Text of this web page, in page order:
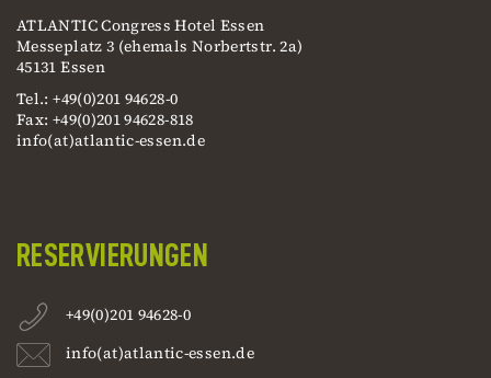
ATLANTIC Congress Hotel Essen
Messeplatz 3 (ehemals Norbertstr. 2a)
45131 Essen
Tel.: +49(0)201 94628-0
Fax: +49(0)201 94628-818
info(at)atlantic-essen.de
RESERVIERUNGEN
+49(0)201 94628-0
info(at)atlantic-essen.de